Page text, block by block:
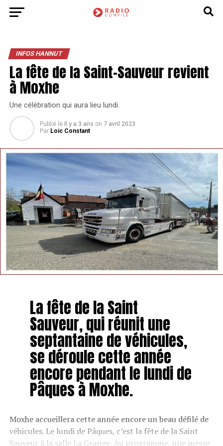
INFOS HANNUT
La fête de la Saint-Sauveur revient
à Moxhe
Une célébration qui aura lieu lundi.
Publié le Il y a 3 ans on 7 avril 2023
Par Loic Constant
La fête de la Saint
Sauveur, qui réunit une
septantaine de véhicules,
se déroule cette année
encore pendant le lundi de
Pâques à Moxhe.
Moxhe accueillera cette année encore un beau défilé de
véhicules. Le lundi de Pâques, c’est la fête de la Saint
Sauveur à la salle La Grange. Au programme, une messe